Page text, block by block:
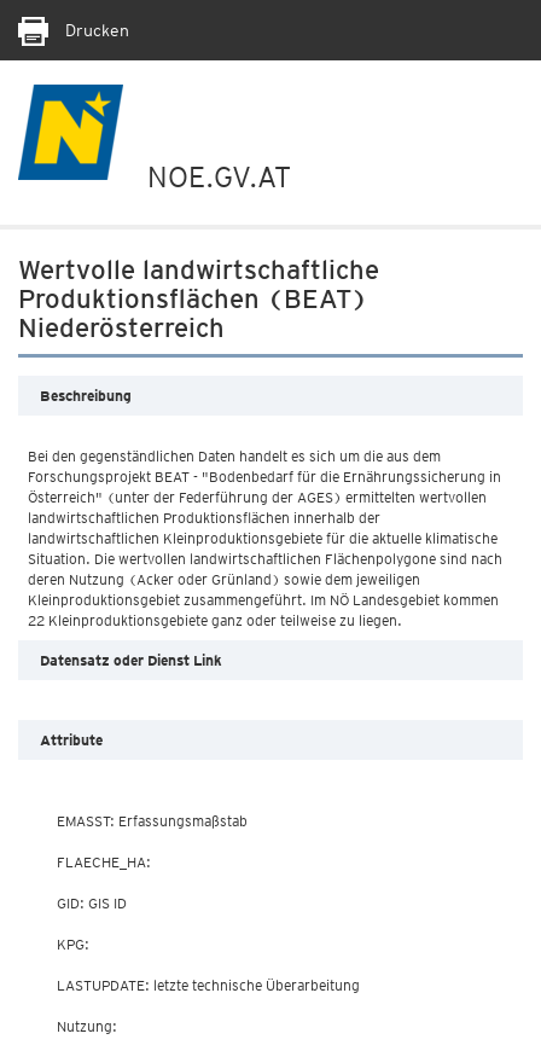
Drucken
NOE.GV.AT
Wertvolle landwirtschaftliche
Produktionsflächen (BEAT)
Niederösterreich
Beschreibung
Bei den gegenständlichen Daten handelt es sich um die aus dem
Forschungsprojekt BEAT - "Bodenbedarf für die Ernährungssicherung in
Österreich" (unter der Federführung der AGES) ermittelten wertvollen
landwirtschaftlichen Produktionsflächen innerhalb der
landwirtschaftlichen Kleinproduktionsgebiete für die aktuelle klimatische
Situation. Die wertvollen landwirtschaftlichen Flächenpolygone sind nach
deren Nutzung (Acker oder Grünland) sowie dem jeweiligen
Kleinproduktionsgebiet zusammengeführt. Im NÖ Landesgebiet kommen
Datensatz oder Dienst Link
Attribute